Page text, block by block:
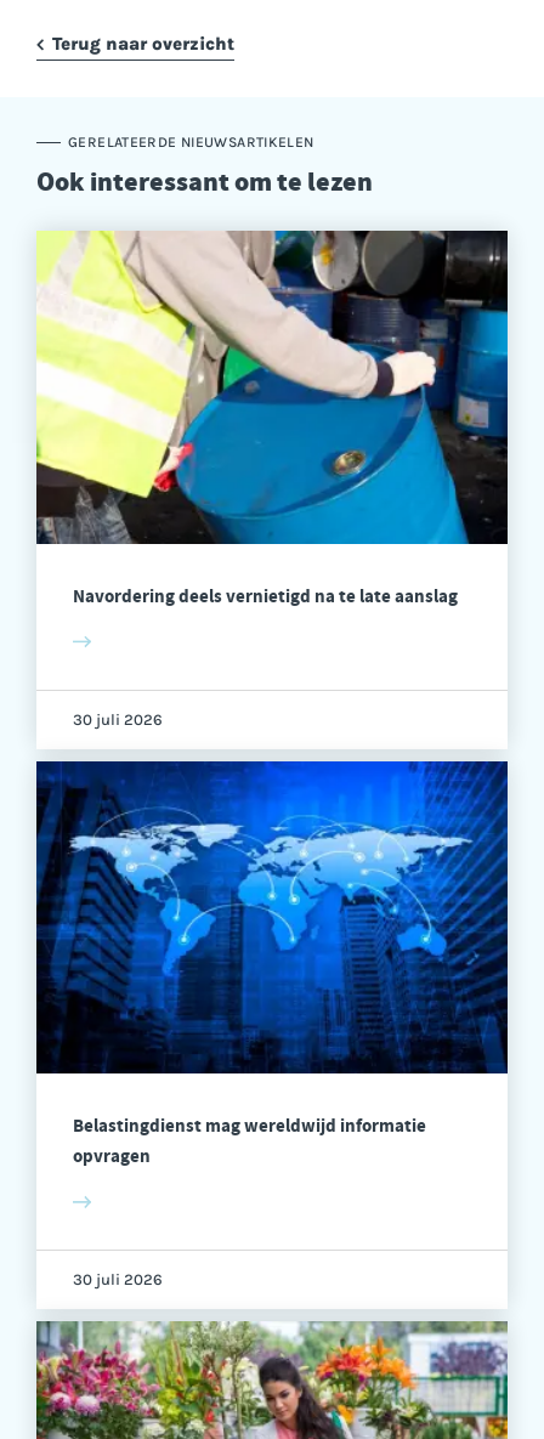
Terug naar overzicht
GERELATEERDE NIEUWSARTIKELEN
Ook interessant om te lezen
Navordering deels vernietigd na te late aanslag
30 juli 2026
Belastingdienst mag wereldwijd informatie
opvragen
30 juli 2026